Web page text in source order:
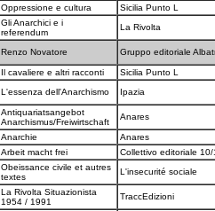
Oppressione e cultura
Sicilia Punto L
Gli Anarchici e i
referendum
La Rivolta
Renzo Novatore Gruppo editoriale
Il cavaliere e altri racconti
Sicilia Punto L
L'essenza dell'Anarchismo Ipazia
Antiquariatsangebot
Anarchismus/Freiwirtschaft
Anares
Anarchie
Anares
Arbeit macht frei
Collettivo editoriale
Obeissance civile et autres
textes
L'insecurité sociale
La Rivolta Situazionista
1954 / 1991
TraccEdizioni